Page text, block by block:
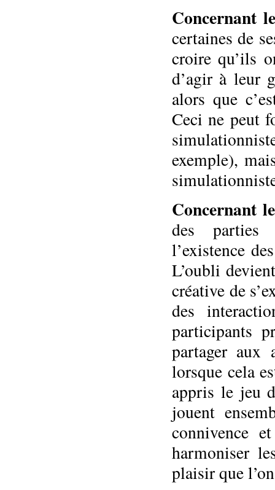
Concernant
certaines de
croire qu’ils
d’agir à leur
alors que
Ceci ne peut
exemple),
Concernant
des parties
l’existence
L’oubli
créative de
des
participants
partager aux
lorsque cela
appris le jeu
jouent
connivence
harmoniser
plaisir que